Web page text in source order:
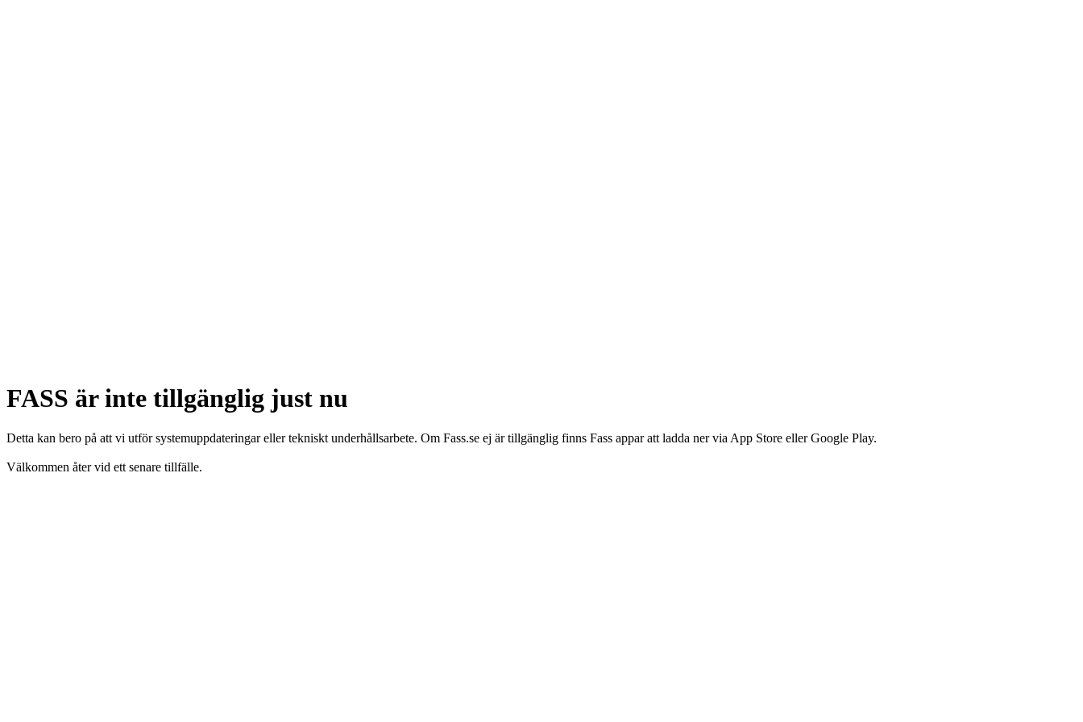
FASS är inte tillgänglig just nu
Detta kan bero på att vi utför systemuppdateringar eller tekniskt underhållsarbete. Om Fass.se ej är tillgänglig finns Fass appar att ladda ner via App Store eller Google Play.
Välkommen åter vid ett senare tillfälle.